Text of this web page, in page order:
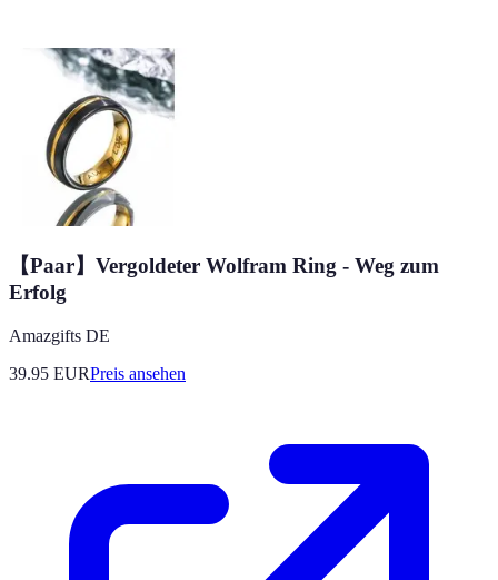
【Paar】Vergoldeter Wolfram Ring - Weg zum
Erfolg
Amazgifts DE
39.95 EURPreis ansehen